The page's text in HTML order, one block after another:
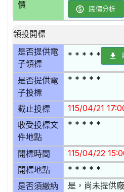
價
底價分析
領投開標
是否提供電
子領標
* * * * *
是否提供電
子投標
* * * * *
截止投標 115/04/21
收受投標文
件地點
* * * * *
開標時間 115/04/22
開標地點 * * * * *
是否須繳納
是，尚未提供